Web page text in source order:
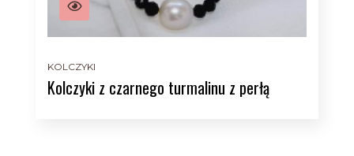
KOLCZYKI
Kolczyki z czarnego turmalinu z perłą